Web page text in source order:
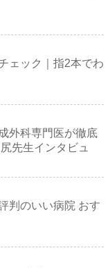
ェック｜指2本でわ
外科専門医が徹底
先生インタビュ
判のいい病院 おす